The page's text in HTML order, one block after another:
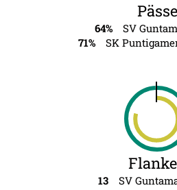
Pässe
64%
SV
71%
SK
13
SV